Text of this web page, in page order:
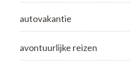
autovakantie
avontuurlijke reizen